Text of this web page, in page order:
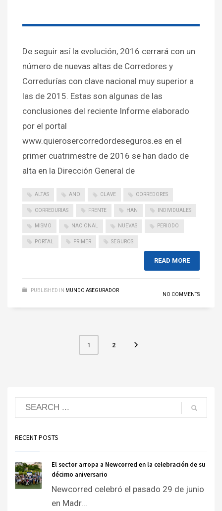
De seguir así la evolución, 2016 cerrará con un
número de nuevas altas de Corredores y
Corredurías con clave nacional muy superior a
las de 2015. Estas son algunas de las
conclusiones del reciente Informe elaborado
por el portal
www.quierosercorredordeseguros.es en el
primer cuatrimestre de 2016 se han dado de
alta en la Dirección General de
ALTAS ANO CLAVE CORREDORES
CORREDURIAS FRENTE HAN INDIVIDUALES
MISMO NACIONAL NUEVAS PERIODO
PORTAL PRIMER SEGUROS
READ MORE
PUBLISHED IN MUNDO ASEGURADOR
NO COMMENTS
1 2
RECENT POSTS
El sector arropa a Newcorred en la celebración de su
décimo aniversario
Newcorred celebró el pasado 29 de junio
en Madr...